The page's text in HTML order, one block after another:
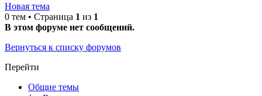
Новая тема
0 тем • Страница 1 из 1
В этом форуме нет сообщений.
Вернуться к списку форумов
Перейти
Общие темы